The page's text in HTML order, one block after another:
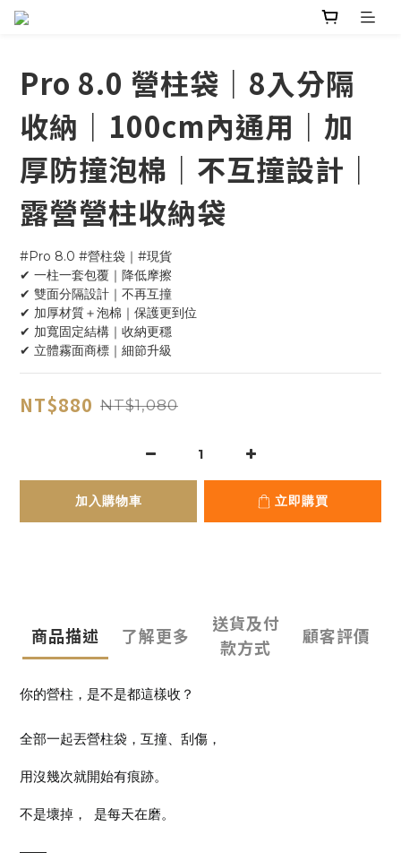
Pro 8.0 營柱袋｜8入分隔
收納｜100cm內通用｜加
厚防撞泡棉｜不互撞設計｜
露營營柱收納袋
#Pro 8.0 #營柱袋｜#現貨
✔ 一柱一套包覆｜降低摩擦
✔ 雙面分隔設計｜不再互撞
✔ 加厚材質＋泡棉｜保護更到位
✔ 加寬固定結構｜收納更穩
✔ 立體霧面商標｜細節升級
NT$880 NT$1,080
加入購物車 立即購買
商品描述 了解更多
送貨及付
款方式
顧客評價
你的營柱，是不是都這樣收？
全部一起丟營柱袋，互撞、刮傷，
用沒幾次就開始有痕跡。
不是壞掉，  是每天在磨。
——